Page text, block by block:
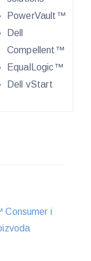
PowerVault™
Dell
Compellent™
EqualLogic™
Dell vStart
Consumer i